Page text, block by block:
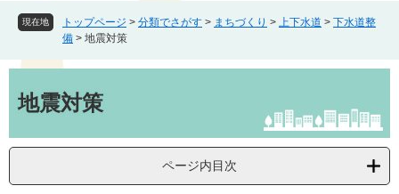
現在地 トップページ > 分類でさがす > まちづくり > 上下水道 > 下水道整
備 > 地震対策
文地震対策
ページ内目次